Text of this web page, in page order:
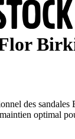
des sandales
optimal